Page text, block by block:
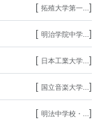
[ 拓殖大学第一... ]
[ 明治学院中学... ]
[ 日本工業大学... ]
[ 国立音楽大学... ]
[ 明法中学校・... ]